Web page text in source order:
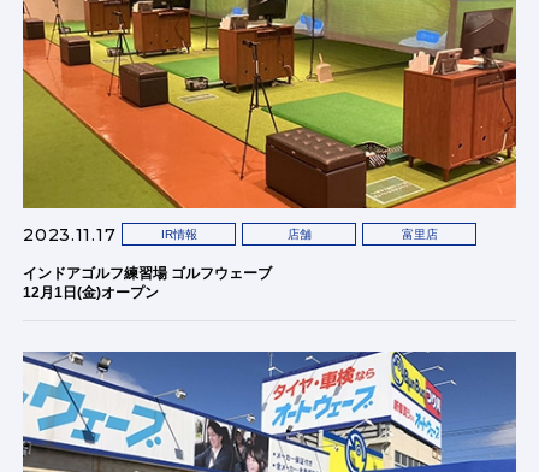
2023.11.17 IR情報 店舗 富里店
インドアゴルフ練習場 ゴルフウェーブ
12月1日(金)オープン